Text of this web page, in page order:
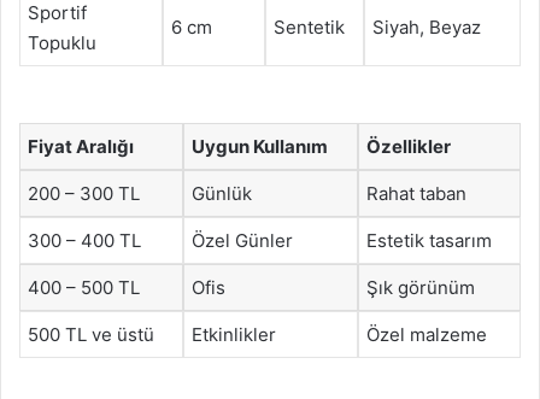
Sportif
Topuklu
6 cm Sentetik Siyah, Beyaz
Fiyat Aralığı Uygun Kullanım Özellikler
200 – 300 TL Günlük Rahat taban
300 – 400 TL Özel Günler Estetik tasarım
400 – 500 TL Ofis Şık görünüm
500 TL ve üstü Etkinlikler Özel malzeme